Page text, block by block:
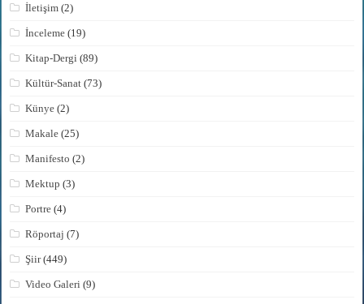
İletişim (2)
İnceleme (19)
Kitap-Dergi (89)
Kültür-Sanat (73)
Künye (2)
Makale (25)
Manifesto (2)
Mektup (3)
Portre (4)
Röportaj (7)
Şiir(449)
Video Galeri (9)